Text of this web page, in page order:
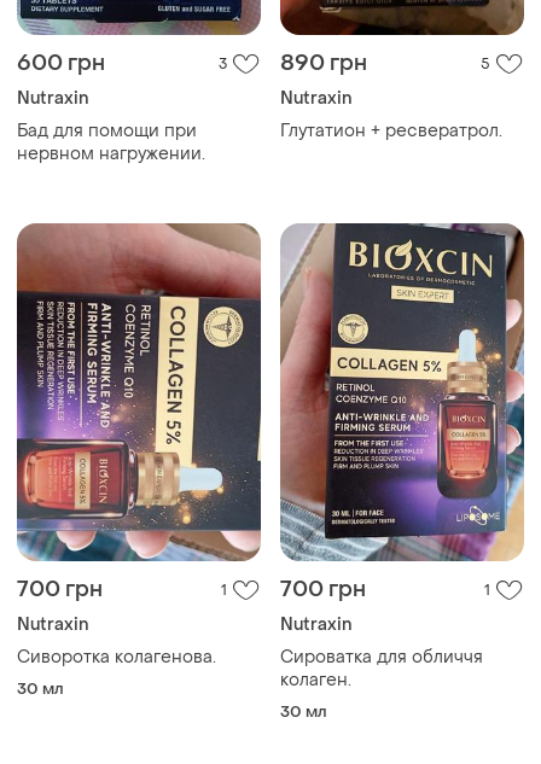
600 грн 3
Nutraxin
Бад для помощи при
нервном нагружении.
890 грн 5
Nutraxin
Глутатион + ресвератрол.
700 грн 1
Nutraxin
Сиворотка колагенова.
30 мл
700 грн 1
Nutraxin
Сироватка для обличчя
колаген.
30 мл